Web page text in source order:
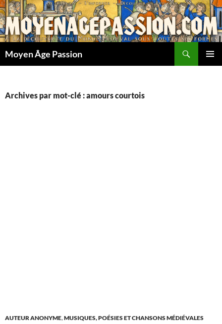
Aller
au
contenu
Moyen Âge Passion
Archives par mot-clé : amours courtois
AUTEUR ANONYME,MUSIQUES, POÉSIES ET CHANSONS MÉDIÉVALES